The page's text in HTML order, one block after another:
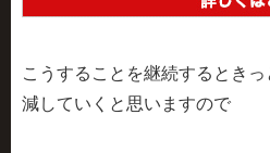
こうすることを継続するとき
減していくと思いますので